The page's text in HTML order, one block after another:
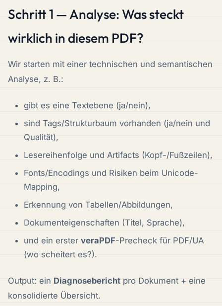
Schritt 1 — Analyse: Was steckt
wirklich in diesem PDF?
Wir starten mit einer technischen und semantischen
Analyse, z. B.:
gibt es eine Textebene (ja/nein),
sind Tags/Strukturbaum vorhanden (ja/nein und
Qualität),
Lesereihenfolge und Artifacts (Kopf-/Fußzeilen),
Fonts/Encodings und Risiken beim Unicode-
Mapping,
Erkennung von Tabellen/Abbildungen,
Dokumenteigenschaften (Titel, Sprache),
und ein erster veraPDF-Precheck für PDF/UA
(wo scheitert es?).
Output: ein Diagnosebericht pro Dokument + eine
konsolidierte Übersicht.